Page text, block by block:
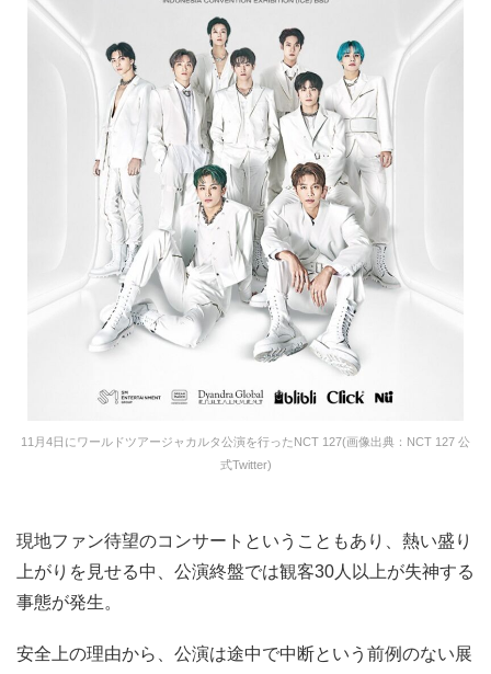
11月4日にワールドツアージャカルタ公演を行ったNCT 127(画像出典：NCT 127 公
式Twitter)
現地ファン待望のコンサートということもあり、熱い盛り
上がりを見せる中、公演終盤では観客30人以上が失神する
事態が発生。
安全上の理由から、公演は途中で中断という前例のない展